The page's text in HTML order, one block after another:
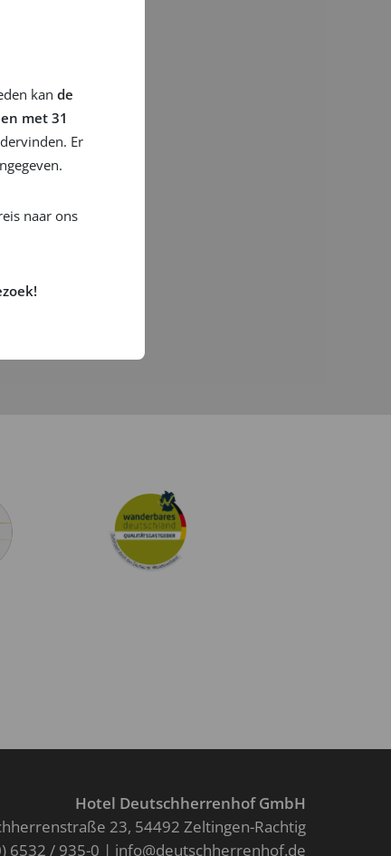
Hotel Deutschherrenhof GmbH
23 54492 Zeltingen-Rachtig
6532 / 935-0
info@deutschherrenhof.de
kan de
met 31
Er
naar ons